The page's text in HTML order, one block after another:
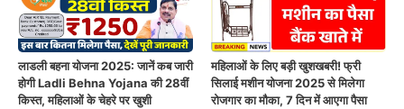
लाडली बहना योजना 2025: जानें कब जारी
होगी Ladli Behna Yojana की 28वीं
किस्त, महिलाओं के चेहरे पर खुशी
महिलाओं के लिए बड़ी खुशखबरी! फ्री
सिलाई मशीन योजना 2025 से मिलेगा
रोजगार का मौका, 7 दिन में आएगा पैसा